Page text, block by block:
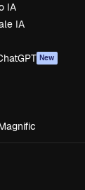
IA
IA
New